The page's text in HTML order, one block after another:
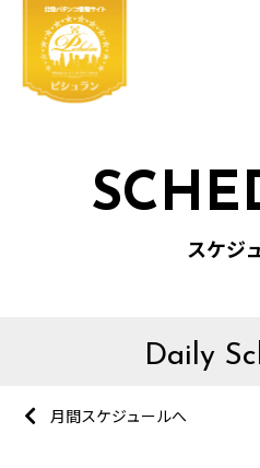
スケジ
Daily
月間スケジュールへ